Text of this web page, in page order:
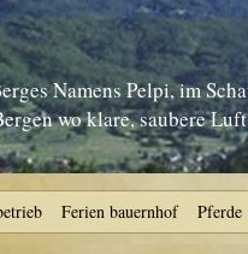
Namens Pelpi, im
wo klare, saubere
Ferien bauernhof Pferde